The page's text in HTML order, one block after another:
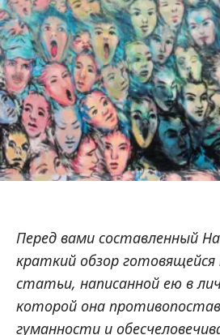
Перед вами составленный
краткий обзор готовящейся
статьи, написанной ею в
которой она
гуманности и